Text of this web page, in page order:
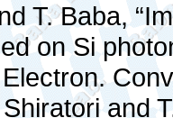
T. Baba,
on Si
and